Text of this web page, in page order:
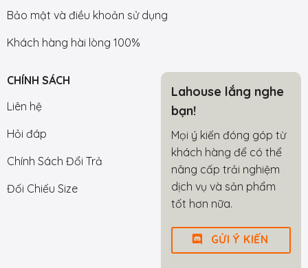
Bảo mật và điều khoản sử dụng
Khách hàng hài lòng 100%
CHÍNH SÁCH
Liên hệ
Hỏi đáp
Chính Sách Đổi Trả
Đối Chiếu Size
Lahouse lắng nghe
bạn!
Mọi ý kiến đóng góp từ
khách hàng để có thể
nâng cấp trải nghiệm
dịch vụ và sản phẩm
tốt hơn nữa.
GỬI Ý KIẾN